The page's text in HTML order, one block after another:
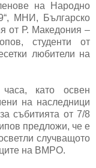
на Народно
МНИ, Българско
от Р. Македония –
студенти от
любители на
като освен
на наследници
събитията от 7/8
предложи, че е
случващото
на ВМРО.